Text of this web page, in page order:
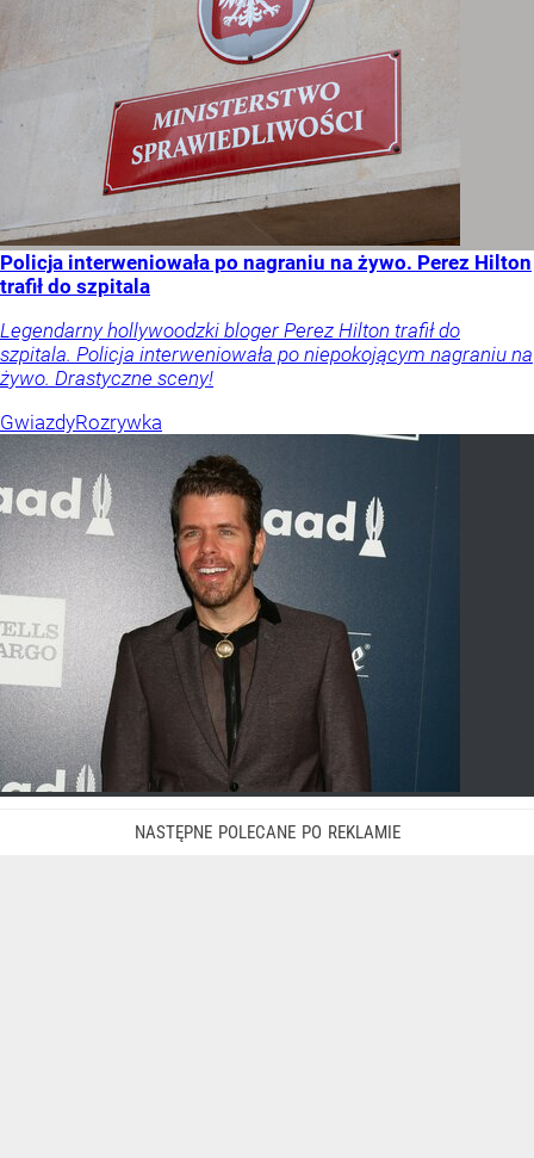
Policja interweniowała po nagraniu na żywo. Perez Hilton
trafił do szpitala
Legendarny hollywoodzki bloger Perez Hilton trafił do
szpitala. Policja interweniowała po niepokojącym nagraniu na
żywo. Drastyczne sceny!
GwiazdyRozrywka